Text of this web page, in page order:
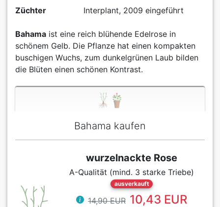
Züchter
Interplant, 2009 eingeführt
Bahama ist eine reich blühende Edelrose in
schönem Gelb. Die Pflanze hat einen kompakten
buschigen Wuchs, zum dunkelgrünen Laub bilden
die Blüten einen schönen Kontrast.
Bahama kaufen
wurzelnackte Rose
A-Qualität (mind. 3 starke Triebe)
ausverkauft
14,90 EUR 10,43 EUR